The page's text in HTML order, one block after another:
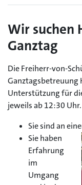
Wir suchen
Ganztag
Die Freiherr-von-
Unterstützung für
jeweils ab 12:30 Uhr.
Sie sind an
Sie haben
Erfahrung
im
Umgang